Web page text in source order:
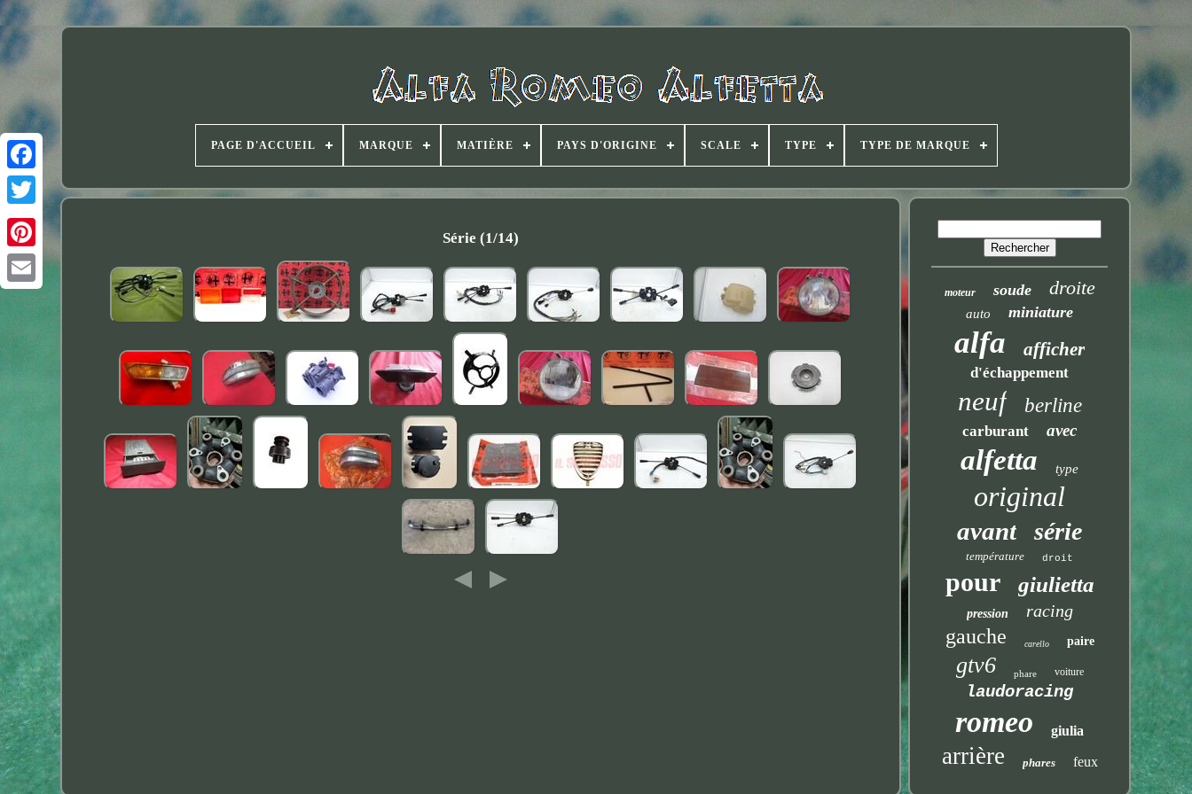
Twitter
PAGE D'ACCUEIL MARQUE MATIÈRE PAYS D'ORIGINE SCALE TYPE TYPE DE MARQUE
Série (1/14)
moteur soude droite
auto miniature
alfa afficher
d'échappement
neuf berline
carburant avec
alfetta type
original
avant série
température droit
pour giulietta
pression racing
gauche carello paire
gtv6 phare voiture
laudoracing
romeo giulia
arrière phares feux